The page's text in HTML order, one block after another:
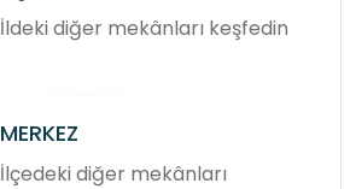
İldeki diğer mekânları keşfedin
MERKEZ
İlçedeki diğer mekânları